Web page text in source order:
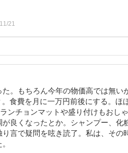
21
た。もちろん今年の物価高では無い
食費を月に一万円前後にする。ほ
ンチョンマットや盛り付けもおし
良くなったとか。シャンプー、化
言で疑問を呟き読了。私は、その